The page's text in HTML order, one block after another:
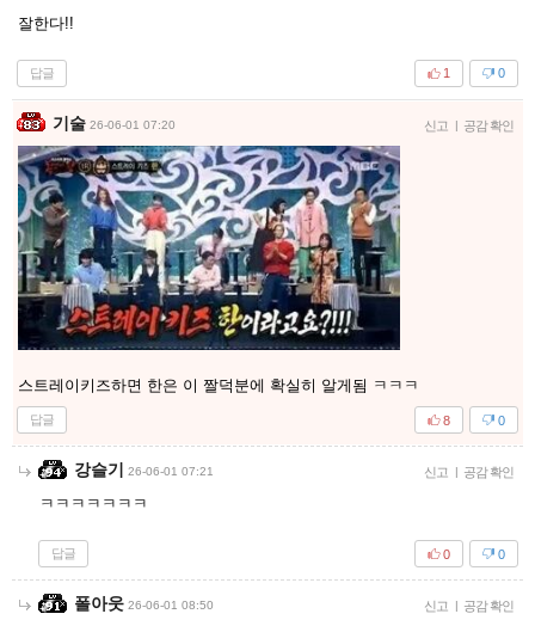
잘한다!!
답글 0
1
기술 26-06-01 07:20 신고 | 공감 확인
스트레이키즈하면 한은 이 짤덕분에 확실히 알게됨 ㅋㅋㅋ
답글 0
8
강슬기 26-06-01 07:21 신고 | 공감 확인
ㅋㅋㅋㅋㅋㅋㅋ
답글 0
0
폴아웃 26-06-01 08:50 신고 | 공감 확인